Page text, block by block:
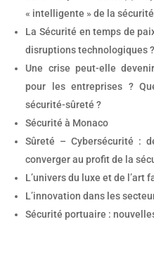
« intelligente » de la
La Sécurité en temps de
disruptions technologiques ?
Une crise peut-elle
pour les entreprises ?
sécurité-sûreté ?
Sécurité à Monaco
Sûreté – Cybersécurité :
converger au profit de la
L’univers du luxe et de
L’innovation dans les
Sécurité portuaire :